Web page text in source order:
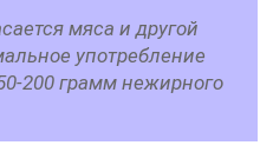
мяса и другой
употребление
200 грамм нежирного